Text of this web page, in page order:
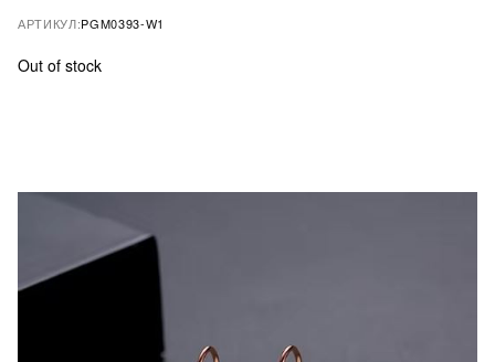
АРТИКУЛ:PGM0393-W1
Out of stock